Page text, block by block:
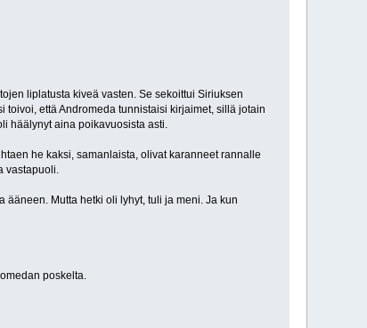
liplatusta kiveä vasten. Se sekoittui Siriuksen
että Andromeda tunnistaisi kirjaimet, sillä jotain
häälynyt aina poikavuosista asti.
he kaksi, samanlaista, olivat karanneet rannalle
vastapuoli.
Mutta hetki oli lyhyt, tuli ja meni. Ja kun
poskelta.